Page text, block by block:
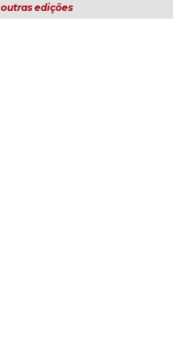
outras edições